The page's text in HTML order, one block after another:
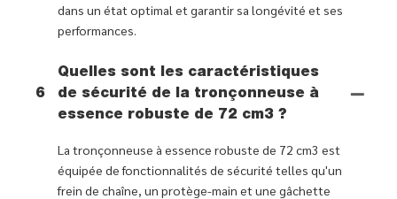
dans un état optimal et garantir sa longévité et ses
performances.
6
Quelles sont les caractéristiques
de sécurité de la tronçonneuse à
essence robuste de 72 cm3 ?
La tronçonneuse à essence robuste de 72 cm3 est
équipée de fonctionnalités de sécurité telles qu'un
frein de chaîne, un protège-main et une gâchette